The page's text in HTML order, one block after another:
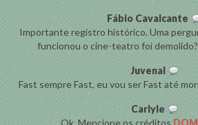
Fábio Cavalcante
Importante registro histórico. Uma
funcionou o cine-teatro foi demolido?
Juvenal
Fast sempre Fast, eu vou ser Fast até
Carlyle
Ok. Mencione os créditos.